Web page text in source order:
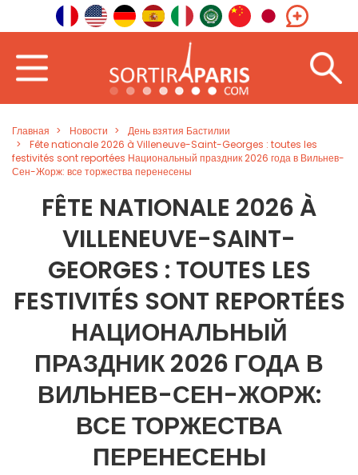
Главная Новости
День взятия Бастилии
Fête nationale 2026 à Villeneuve-Saint-Georges : toutes les
festivités sont reportées Национальный праздник 2026 года в Вильнев-
Сен-Жорж: все торжества перенесены
FÊTE NATIONALE 2026 À
VILLENEUVE-SAINT-
GEORGES : TOUTES LES
FESTIVITÉS SONT REPORTÉES
НАЦИОНАЛЬНЫЙ
ПРАЗДНИК 2026 ГОДА В
ВИЛЬНЕВ-СЕН-ЖОРЖ:
ВСЕ ТОРЖЕСТВА
ПЕРЕНЕСЕНЫ